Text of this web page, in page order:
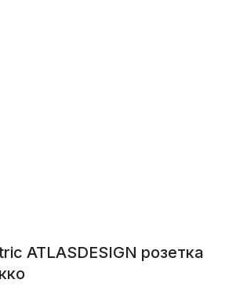
ATLASDESIGN розетка